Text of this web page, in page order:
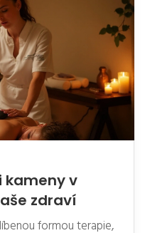
kameny v
zdraví
formou terapie,